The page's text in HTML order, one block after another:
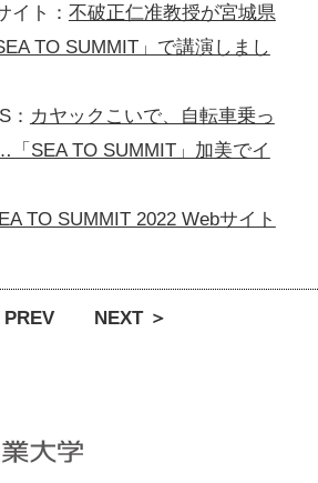
イト： 不破正仁准教授が宮城県
TO SUMMIT」で講演しまし
カヤックこいで、自転車乗っ
SEA TO SUMMIT」加美でイ
TO SUMMIT 2022 Webサイト
PREV NEXT ＞